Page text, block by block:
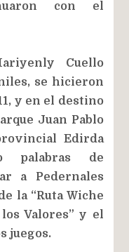
con el
Cuello
se hicieron
y en el destino
Juan Pablo
Edirda
palabras de
a Pedernales
la “Ruta Wiche
Valores” y el
juegos.